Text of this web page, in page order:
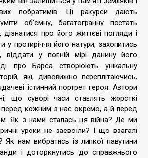
побратимів. Ці ракурси дають
об'ємну, багатогранну постать
дізнатися про його життєві погляди і
у протиріччя його натури, захопитись
віддати у повній мірі данину його
про Барса створюють унікальну
які, дивовижно переплітаючись,
істинний портрет героя. Автори
що суворі часи ставлять жорсткі
перед кожним з нас окремо, а й перед
Як з нами сталась ця війна? Де ми
уроки не засвоїли? І що взагалі
Як нам вибратись із липкої павутини
і доторкнутись до справжнього